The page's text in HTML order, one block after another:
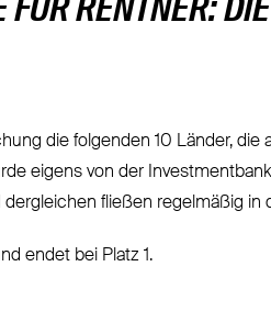
RENTNER:
die folgenden 10 Länder, die
eigens von der
fließen regelmäßig in
endet bei Platz 1.